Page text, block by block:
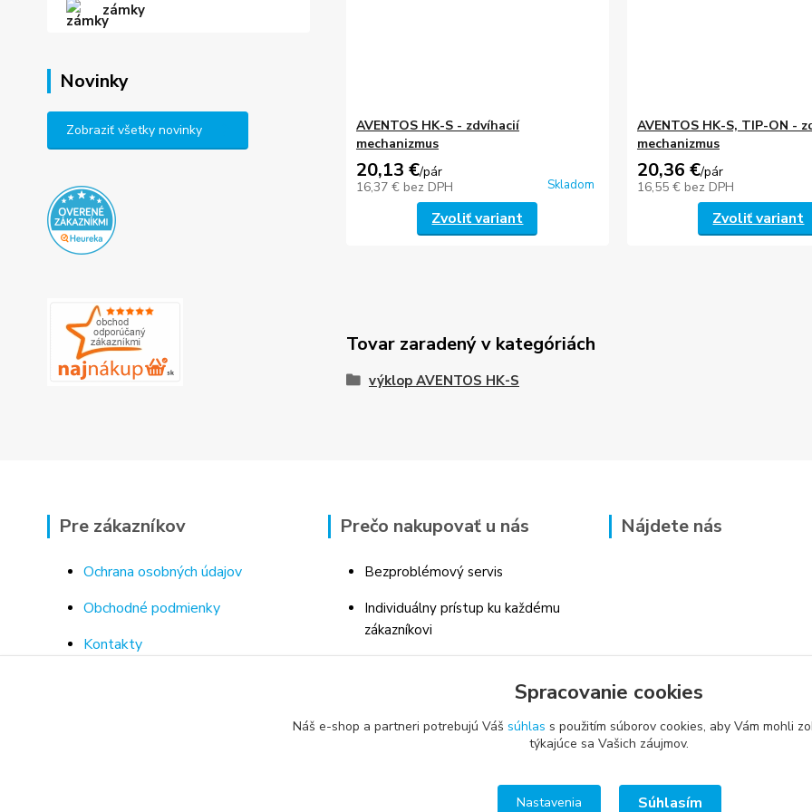
zámky
Novinky
Zobraziť všetky novinky
AVENTOS HK-S - zdvíhacií
mechanizmus
20,13 €/pár
16,37 € bez DPH Skladom
Zvoliť variant
AVENTOS HK-S, TIP-ON -
mechanizmus
20,36 €/pár
16,55 € bez DPH
Zvoliť variant
Tovar zaradený v kategóriách
výklop AVENTOS HK-S
Pre zákazníkov
Ochrana osobných údajov
Obchodné podmienky
Kontakty
Prečo nakupovať u nás
Bezproblémový servis
Individuálny prístup ku každému
zákazníkovi
poradenstvo
Nájdete nás
Spracovanie cookies
Náš e-shop a partneri potrebujú Váš súhlas s použitím súborov cookies, aby Vám mohli
týkajúce sa Vašich záujmov.
Nastavenia Súhlasím